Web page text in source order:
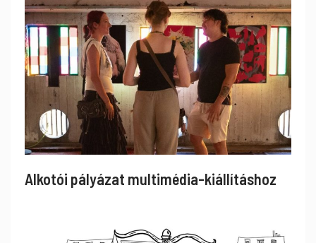
Alkotói pályázat multimédia-kiállításhoz